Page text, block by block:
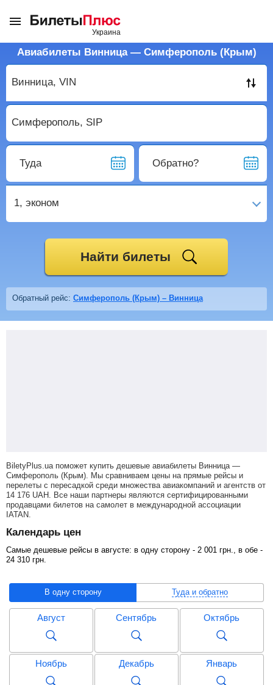
Авиабилеты Винница — Симферополь (Крым)
Туда Обратно?
1, эконом
Найти билеты
Обратный рейс: Симферополь (Крым) – Винница
BiletyPlus.ua поможет купить дешевые авиабилеты Винница —
Симферополь (Крым). Мы сравниваем цены на прямые рейсы и
перелеты с пересадкой среди множества авиакомпаний и агентств от
14 176 UAH . Все наши партнеры являются сертифицированными
продавцами билетов на самолет в международной ассоциации
IATAN.
Календарь цен
Самые дешевые рейсы в августе: в одну сторону - 2 001 грн ., в обе -
24 310 грн
В одну сторону Туда и обратно
Август Сентябрь Октябрь
Ноябрь Декабрь Январь